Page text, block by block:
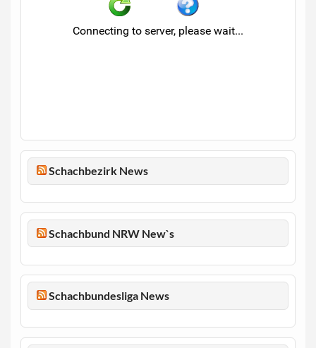
Schachbezirk News
Schachbund NRW New`s
Schachbundesliga News